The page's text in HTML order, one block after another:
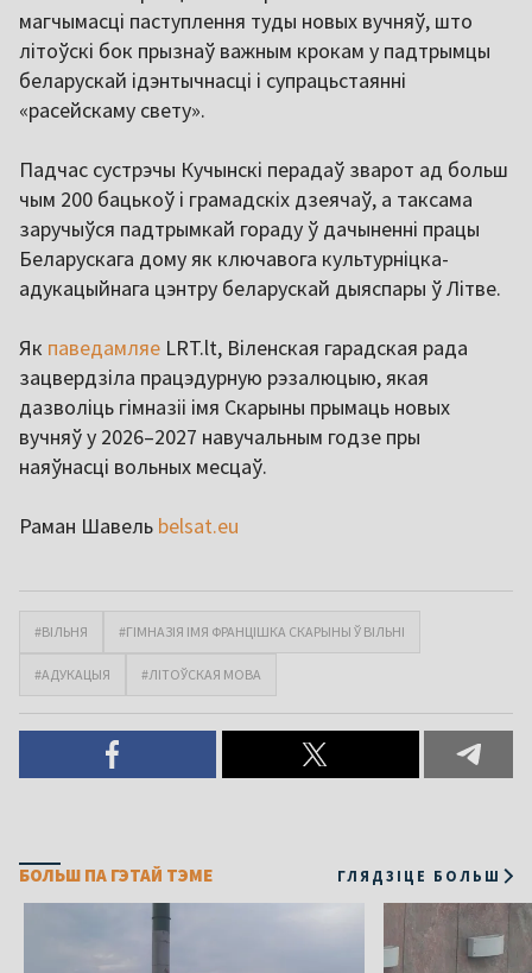
магчымасці паступлення туды новых вучняў, што
літоўскі бок прызнаў важным крокам у падтрымцы
беларускай ідэнтычнасці і супрацьстаянні
«расейскаму свету».
Падчас сустрэчы Кучынскі перадаў зварот ад больш
чым 200 бацькоў і грамадскіх дзеячаў, а таксама
заручыўся падтрымкай гораду ў дачыненні працы
Беларускага дому як ключавога культурніцка-
адукацыйнага цэнтру беларускай дыяспары ў Літве.
Як паведамляе LRT.lt, Віленская гарадская рада
зацвердзіла працэдурную рэзалюцыю, якая
дазволіць гімназіі імя Скарыны прымаць новых
вучняў у 2026–2027 навучальным годзе пры
наяўнасці вольных месцаў.
Раман Шавель belsat.eu
#ВІЛЬНЯ #ГІМНАЗІЯ ІМЯ ФРАНЦІШКА СКАРЫНЫ Ў ВІЛЬНІ
#АДУКАЦЫЯ #ЛІТОЎСКАЯ МОВА
БОЛЬШ ПА ГЭТАЙ ТЭМЕ ГЛЯДЗІЦЕ БОЛЬШ